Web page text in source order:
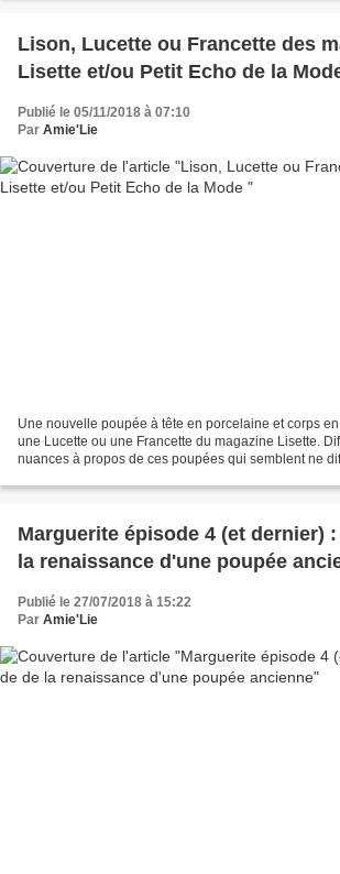
Lison, Lucette ou Francette des
Lisette et/ou Petit Echo de la
Publié le 05/11/2018 à 07:10
Par Amie'Lie
Une nouvelle poupée à tête en porcelaine et corps
une Lucette ou une Francette du magazine Lisette.
nuances à propos de ces poupées qui semblent ne
Marguerite épisode 4 (et dernier) : la saga de de
la renaissance d'une poupée
Publié le 27/07/2018 à 15:22
Par Amie'Lie